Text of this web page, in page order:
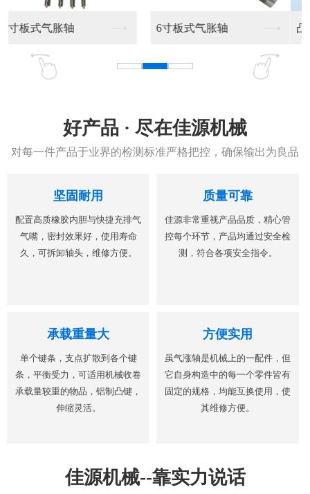
凸键气胀轴 凸键气胀轴加工销售
好产品 · 尽在佳源机械
对每一件产品于业界的检测标准严格把控，确保输出为良品
坚固耐用
配置高质橡胶内胆与快捷充排气
气嘴，密封效果好，使用寿命
久，可拆卸轴头，维修方便。
质量可靠
佳源非常重视产品品质，精心管
控每个环节，产品均通过安全检
测，符合各项安全指令。
承载重量大
单个键条，支点扩散到各个键
条，平衡受力，可适用机械收卷
承载量较重的物品，铝制凸键，
伸缩灵活。
方便实用
虽气涨轴是机械上的一配件，但
它自身构造中的每一个零件皆有
固定的规格，均能互换使用，使
其维修方便。
佳源机械--靠实力说话